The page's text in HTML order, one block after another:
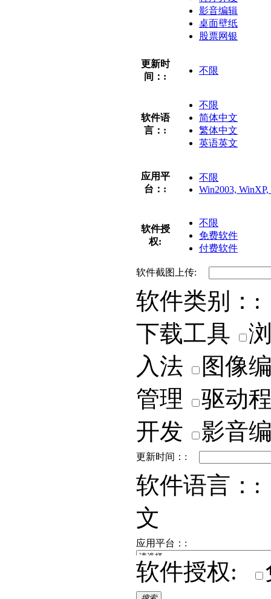
影音编辑
桌面壁纸
股票网银
更新时
间：:
不限
软件语
言：:
不限
简体中文
繁体中文
英语英文
应用平
台：:
不限
Win2003,
软件授
权:
不限
免费软件
付费软件
软件截图上传:
软件类别：:
下载工具
入法
图像
管理
驱动
开发
影音
更新时间：:
软件语言：:
文
应用平台：:
软件授权: